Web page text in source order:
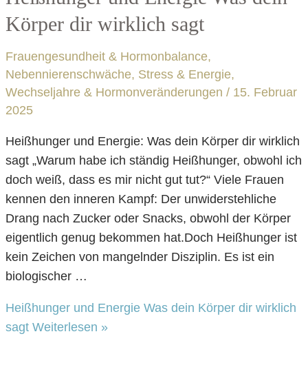
Körper dir wirklich sagt
Frauengesundheit & Hormonbalance,
Nebennierenschwäche, Stress & Energie,
Wechseljahre & Hormonveränderungen / 15. Februar
2025
Heißhunger und Energie: Was dein Körper dir wirklich
sagt „Warum habe ich ständig Heißhunger, obwohl ich
doch weiß, dass es mir nicht gut tut?“ Viele Frauen
kennen den inneren Kampf: Der unwiderstehliche
Drang nach Zucker oder Snacks, obwohl der Körper
eigentlich genug bekommen hat.Doch Heißhunger ist
kein Zeichen von mangelnder Disziplin. Es ist ein
biologischer …
Heißhunger und Energie Was dein Körper dir wirklich
sagt Weiterlesen »